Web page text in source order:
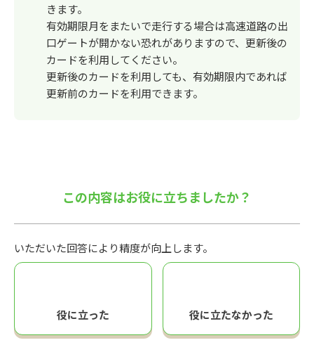
きます。
有効期限月をまたいで走行する場合は高速道路の出
口ゲートが開かない恐れがありますので、更新後の
カードを利用してください。
更新後のカードを利用しても、有効期限内であれば
更新前のカードを利用できます。
この内容はお役に立ちましたか？
いただいた回答により精度が向上します。
役に立った 役に立たなかった